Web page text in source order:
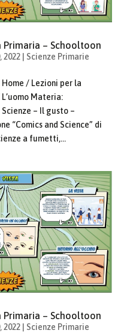
Primaria – Schooltoon
2022| Scienze Primarie
/ Lezioni per la
Materia:
– Il gusto –
“Comics and Science” di
a fumetti,...
Primaria – Schooltoon
2022| Scienze Primarie